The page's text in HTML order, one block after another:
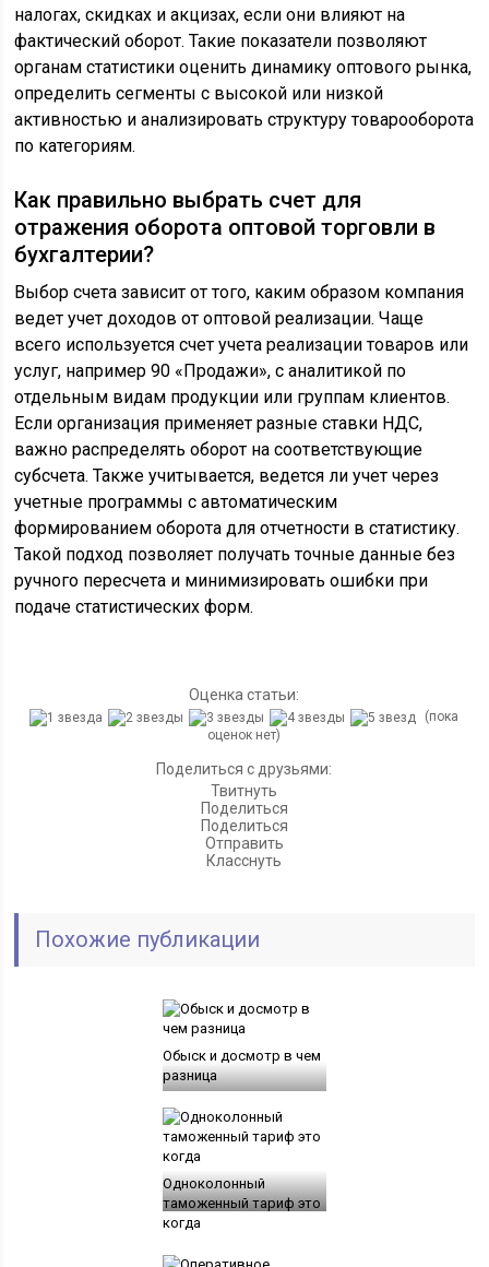
налогах, скидках и акцизах, если они влияют на
фактический оборот. Такие показатели позволяют
органам статистики оценить динамику оптового рынка,
определить сегменты с высокой или низкой
активностью и анализировать структуру товарооборота
по категориям.
Как правильно выбрать счет для
отражения оборота оптовой торговли в
бухгалтерии?
Выбор счета зависит от того, каким образом компания
ведет учет доходов от оптовой реализации. Чаще
всего используется счет учета реализации товаров или
услуг, например 90 «Продажи», с аналитикой по
отдельным видам продукции или группам клиентов.
Если организация применяет разные ставки НДС,
важно распределять оборот на соответствующие
субсчета. Также учитывается, ведется ли учет через
учетные программы с автоматическим
формированием оборота для отчетности в статистику.
Такой подход позволяет получать точные данные без
ручного пересчета и минимизировать ошибки при
подаче статистических форм.
Оценка статьи:
(пока
оценок нет)
Поделиться с друзьями:
Твитнуть
Поделиться
Поделиться
Отправить
Класснуть
Похожие публикации
Обыск и досмотр в чем
разница
Одноколонный
таможенный тариф это
когда